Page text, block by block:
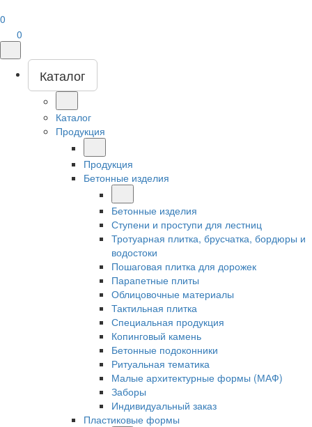
0
0
Каталог
Каталог
Продукция
Продукция
Бетонные изделия
Бетонные изделия
Ступени и проступи для лестниц
Тротуарная плитка, брусчатка, бордюры и
водостоки
Пошаговая плитка для дорожек
Парапетные плиты
Облицовочные материалы
Тактильная плитка
Специальная продукция
Копинговый камень
Бетонные подоконники
Ритуальная тематика
Малые архитектурные формы (МАФ)
Заборы
Индивидуальный заказ
Пластиковые формы